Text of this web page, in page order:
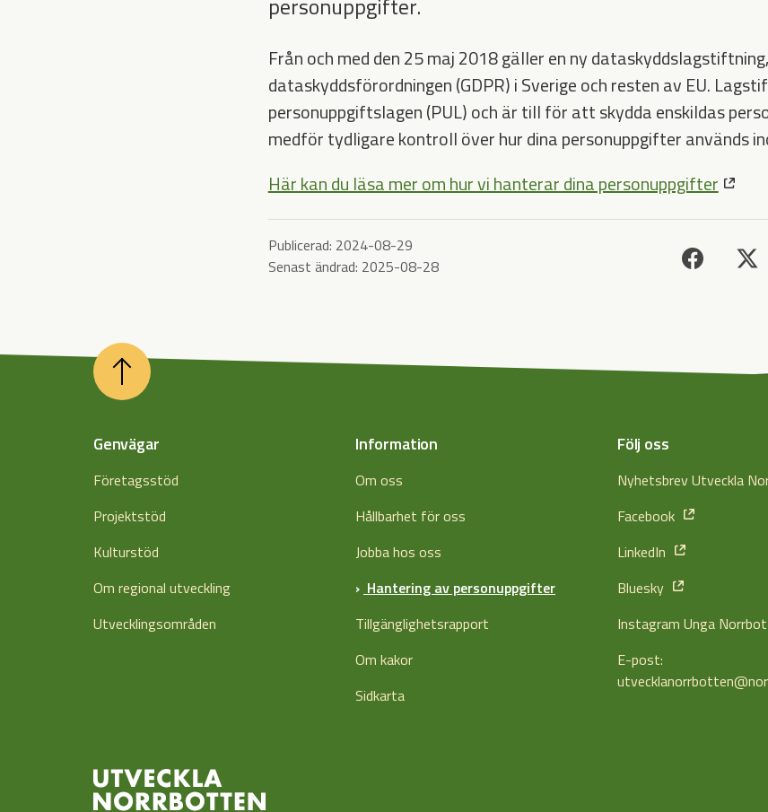
Från och med den 25 maj 2018 gäller en ny dataskyddslagstiftning,
dataskyddsförordningen (GDPR) i Sverige och resten av EU.
personuppgiftslagen (PUL) och är till för att skydda enskildas
medför tydligare kontroll över hur dina personuppgifter används
Här kan du läsa mer om hur vi hanterar dina personuppgifter
Publicerad: 2024-08-29
Senast ändrad: 2025-08-28
Genvägar
Företagsstöd
Projektstöd
Kulturstöd
Om regional utveckling
Utvecklingsområden
Information
Om oss
Hållbarhet för oss
Jobba hos oss
Hantering av personuppgifter
Tillgänglighetsrapport
Om kakor
Sidkarta
Följ oss
Nyhetsbrev Utveckla
Facebook
LinkedIn
Bluesky
Instagram Unga
E-post: